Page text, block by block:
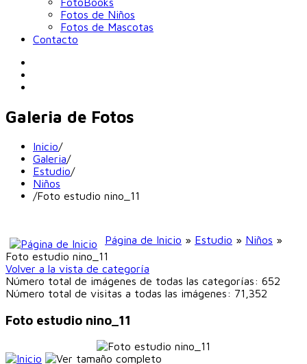
Fotos de Niños
Fotos de Mascotas
Contacto
Galeria de Fotos
Inicio/
Galeria/
Estudio/
Niños
/Foto estudio nino_11
Página de Inicio » Estudio » Niños »
Foto estudio nino_11
Volver a la vista de categoría
Número total de imágenes de todas las categorías: 652
Número total de visitas a todas las imágenes: 71,352
Foto estudio nino_11